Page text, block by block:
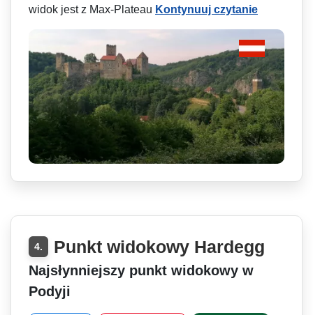
widok jest z Max-Plateau Kontynuuj czytanie
4. Punkt widokowy Hardegg
Najsłynniejszy punkt widokowy w
Podyji